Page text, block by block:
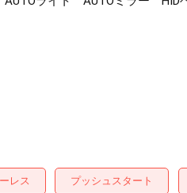
レス プッシュスタート